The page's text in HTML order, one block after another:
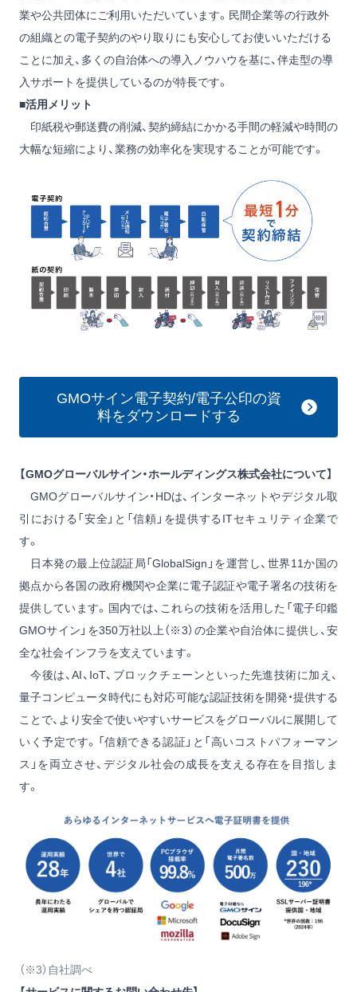
業や公共団体にご利用いただいています。民間企業等の行政外
の組織との電子契約のやり取りにも安心してお使いいただける
ことに加え、多くの自治体への導入ノウハウを基に、伴走型の導
入サポートを提供しているのが特長です。
■活用メリット
印紙税や郵送費の削減、契約締結にかかる手間の軽減や時間の
大幅な短縮により、業務の効率化を実現することが可能です。
GMOサイン電子契約/電子公印の資
料をダウンロードする
【GMOグローバルサイン・ホールディングス株式会社について】
GMOグローバルサイン・HDは、インターネットやデジタル取
引における「安全」と「信頼」を提供するITセキュリティ企業で
す。
日本発の最上位認証局「GlobalSign」を運営し、世界11か国の
拠点から各国の政府機関や企業に電子認証や電子署名の技術を
提供しています。国内では、これらの技術を活用した「電子印鑑
GMOサイン」を350万社以上（※3）の企業や自治体に提供し、安
全な社会インフラを支えています。
今後は、AI、IoT、ブロックチェーンといった先進技術に加え、
量子コンピュータ時代にも対応可能な認証技術を開発・提供する
ことで、より安全で使いやすいサービスをグローバルに展開して
いく予定です。「信頼できる認証」と「高いコストパフォーマン
ス」を両立させ、デジタル社会の成長を支える存在を目指しま
す。
（※3）自社調べ